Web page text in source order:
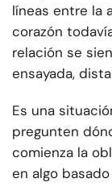
líneas entre la
corazón
relación se
ensayada,
Es una
pregunten
comienza la
en algo